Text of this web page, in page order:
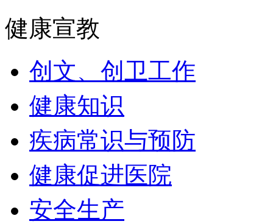
健康宣教
创文、创卫工作
健康知识
疾病常识与预防
健康促进医院
安全生产